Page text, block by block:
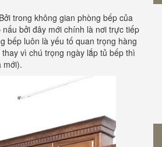
trong không gian phòng bếp của
bởi đây mới chính là nơi trực tiếp
bếp luôn là yếu tố quan trọng hàng
vì chú trọng ngày lắp tủ bếp thì
mới).